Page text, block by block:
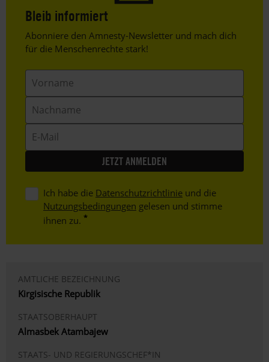
Bleib informiert
Header
Text
Abonniere den Amnesty-Newsletter und mach dich
für die Menschenrechte stark!
Mail
Ich habe die Datenschutzrichtlinie und die
Nutzungsbedingungen gelesen und stimme
ihnen zu.
AMTLICHE BEZEICHNUNG
Kirgisische Republik
STAATSOBERHAUPT
Almasbek Atambajew
STAATS- UND REGIERUNGSCHEF*IN